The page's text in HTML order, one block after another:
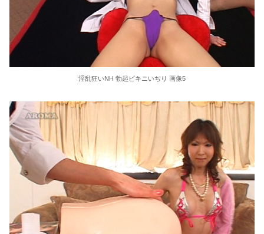
淫乱狂いNH 勃起ビキニいぢり 画像5